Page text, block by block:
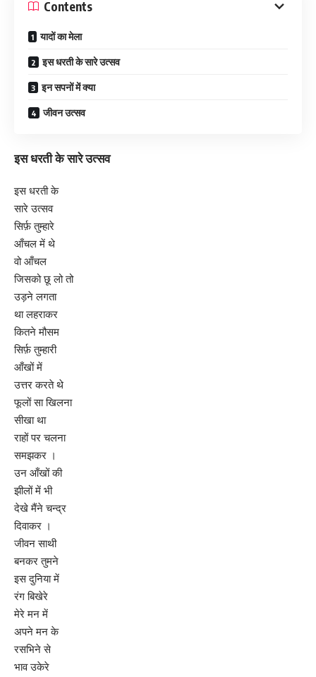
Contents
यादों का मेला
इस धरती के सारे उत्सव
इन सपनों में क्या
जीवन उत्सव
इस धरती के सारे उत्सव
इस धरती के
सारे उत्सव
सिर्फ़ तुम्हारे
आँचल में थे
वो आँचल
जिसको छू लो तो
उड़ने लगता
था लहराकर
कितने मौसम
सिर्फ़ तुम्हारी
आँखों में
उत्तर करते थे
फूलों सा खिलना
सीखा था
राहों पर चलना
समझकर ।
उन आँखों की
झीलों में भी
देखे मैंने चन्द्र
दिवाकर ।
जीवन साथी
बनकर तुमने
इस दुनिया में
रंग बिखेरे
मेरे मन में
अपने मन के
रसभिने से
भाव उकेरे